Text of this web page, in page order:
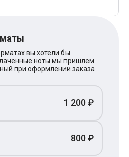
вы хотели бы
ноты мы пришлем
при оформлении заказа
1 200 ₽
800 ₽